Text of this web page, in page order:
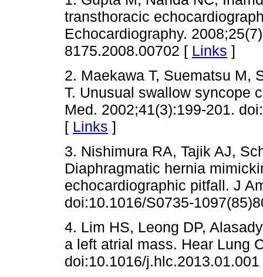
transthoracic
Echocardiography.
8175.2008.00702 [ Links ]
2. Maekawa T, Suematsu M,
T. Unusual swallow syncope
Med. 2002;41(3):199-201.
[ Links ]
3. Nishimura RA, Tajik AJ,
Diaphragmatic hernia
echocardiographic pitfall. J
doi:10.1016/S0735-
4. Lim HS, Leong DP,
a left atrial mass. Hear Lung
doi:10.1016/